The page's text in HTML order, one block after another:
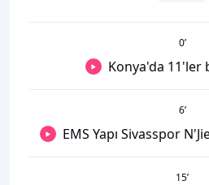
0’
Konya'da 11'ler
6’
EMS Yapı Sivasspor
15’